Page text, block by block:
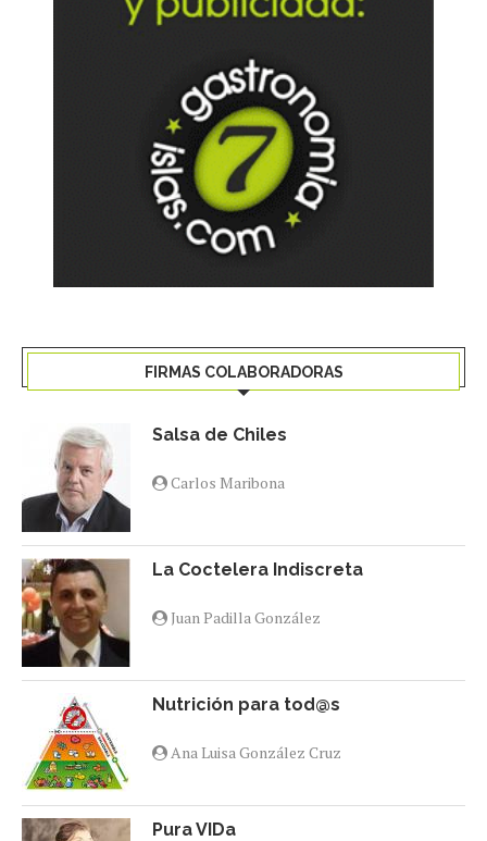
FIRMAS COLABORADORAS
Salsa de Chiles
Carlos Maribona
La Coctelera Indiscreta
Juan Padilla González
Nutrición para tod@s
Ana Luisa González Cruz
Pura VIDa